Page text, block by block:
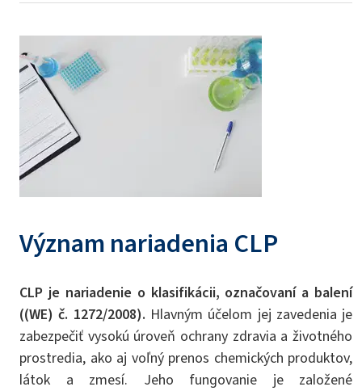
Význam nariadenia CLP
CLP je nariadenie o klasifikácii, označovaní a balení
((WE) č. 1272/2008). Hlavným účelom jej zavedenia je
zabezpečiť vysokú úroveň ochrany zdravia a životného
prostredia, ako aj voľný prenos chemických produktov,
látok a zmesí. Jeho fungovanie je založené